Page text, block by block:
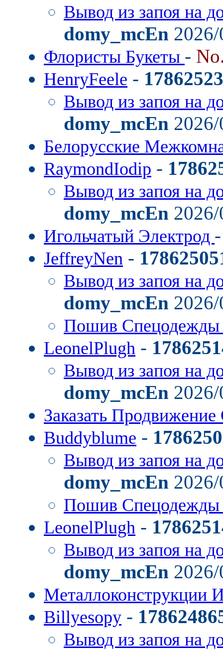
Вывод из запоя на
domy_mcEn
Флористы Букеты -
HenryFeele -
Вывод из запоя на
domy_mcEn
Белорусские
RaymondIodip -
Вывод из запоя на
domy_mcEn
Игольчатый Электрод
JeffreyNen -
Вывод из запоя на
domy_mcEn
Пошив
LeonelPlugh -
Вывод из запоя на
domy_mcEn
Заказать
Buddyblume -
Вывод из запоя на
domy_mcEn
Пошив
LeonelPlugh -
Вывод из запоя на
domy_mcEn
Металлоконструкции
Billyesopy -
Вывод из запоя на